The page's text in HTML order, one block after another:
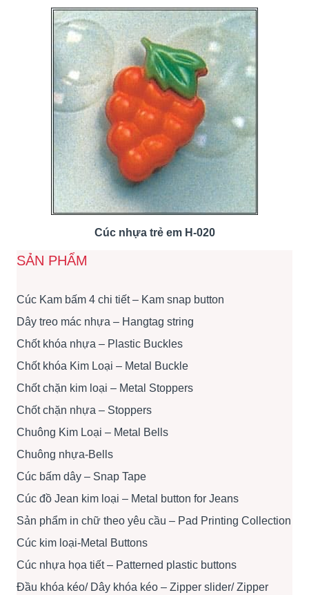
Cúc nhựa trẻ em H-020
SẢN PHẨM
Cúc Kam bấm 4 chi tiết – Kam snap button
Dây treo mác nhựa – Hangtag string
Chốt khóa nhựa – Plastic Buckles
Chốt khóa Kim Loại – Metal Buckle
Chốt chặn kim loại – Metal Stoppers
Chốt chặn nhựa – Stoppers
Chuông Kim Loại – Metal Bells
Chuông nhựa-Bells
Cúc bấm dây – Snap Tape
Cúc đồ Jean kim loại – Metal button for Jeans
Sản phẩm in chữ theo yêu cầu – Pad Printing Collection
Cúc kim loại-Metal Buttons
Cúc nhựa họa tiết – Patterned plastic buttons
Đầu khóa kéo/ Dây khóa kéo – Zipper slider/ Zipper